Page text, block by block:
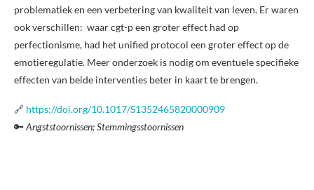
problematiek en een verbetering van kwaliteit van leven. Er waren
ook verschillen: waar cgt-p een groter effect had op
perfectionisme, had het unified protocol een groter effect op de
emotieregulatie. Meer onderzoek is nodig om eventuele specifieke
effecten van beide interventies beter in kaart te brengen.
🔗 https://doi.org/10.1017/S1352465820000909
🔑Angststoornissen; Stemmingsstoornissen